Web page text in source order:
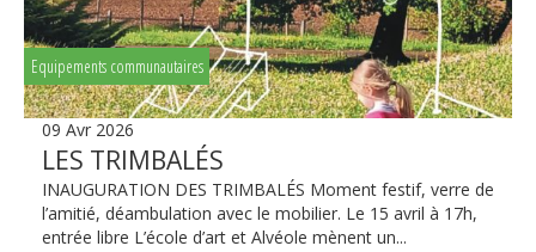
Equipements communautaires
09 Avr 2026
LES TRIMBALÉS
INAUGURATION DES TRIMBALÉS Moment festif, verre de
l’amitié, déambulation avec le mobilier. Le 15 avril à 17h,
entrée libre L’école d’art et Alvéole mènent un...